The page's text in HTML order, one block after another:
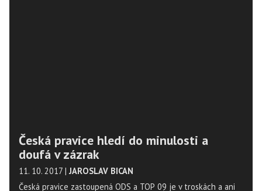
Česká pravice hledí do minulosti a
doufá v zázrak
11. 10. 2017 | JAROSLAV BICAN
Česká pravice zastoupená ODS a TOP 09 je v troskách a ani